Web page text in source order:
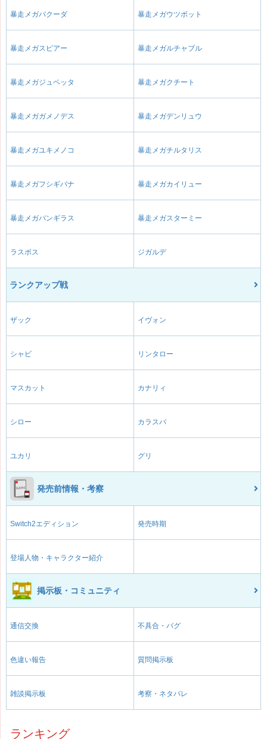
暴走メガバクーダ 暴走メガウツボット
暴走メガスピアー 暴走メガルチャブル
暴走メガジュペッタ 暴走メガクチート
暴走メガガメノデス 暴走メガデンリュウ
暴走メガユキメノコ 暴走メガチルタリス
暴走メガフシギバナ 暴走メガカイリュー
暴走メガバンギラス 暴走メガスターミー
ラスボス ジガルデ
ランクアップ戦
ザック イヴォン
シャビ リンタロー
マスカット カナリィ
シロー カラスバ
ユカリ グリ
発売前情報・考察
Switch2エディション 発売時期
登場人物・キャラクター紹介
掲示板・コミュニティ
通信交換 不具合・バグ
色違い報告 質問掲示板
雑談掲示板 考察・ネタバレ
ランキング